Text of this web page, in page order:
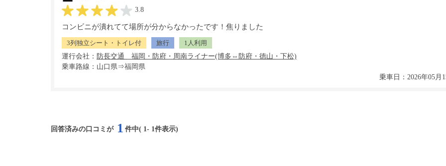
3.8
コンビニが潰れてて場所が分からなかったです！焦りました
3列独立シート・トイレ付 旅行
1人利用
運行会社：
乗車路線：山口県⇒福岡県
乗車日：2026年05月
回答済みの口コミが 1 件中( 1- 1件表示)